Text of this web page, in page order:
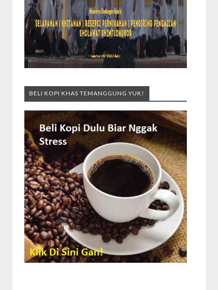
BELI KOPI KHAS TEMANGGUNG YUK!